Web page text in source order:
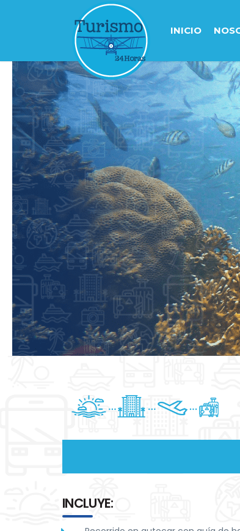
INICIO
INCLUYE: